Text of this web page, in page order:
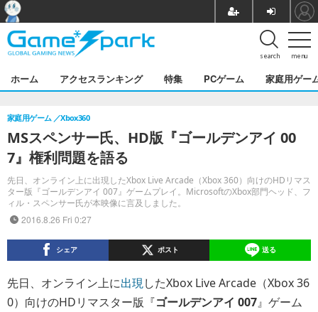
menu
search
ホーム アクセスランキング 特集 PCゲーム 家庭用ゲー
MSスペンサー氏、HD版『ゴールデンアイ 00
7』権利問題を語る
先日、オンライン上に出現したXbox Live Arcade（Xbox 360）向けのHDリマス
ター版『ゴールデンアイ 007』ゲームプレイ。MicrosoftのXbox部門ヘッド、フ
ィル・スペンサー氏が本映像に言及しました。
家庭用ゲーム Xbox360
2016.8.26 Fri 0:27
シェア ポスト 送る
先日、オンライン上に出現したXbox Live Arcade（Xbox 36
0）向けのHDリマスター版『ゴールデンアイ 007』ゲーム